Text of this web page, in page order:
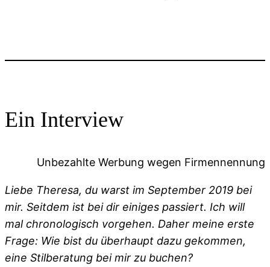
Ein Interview
Unbezahlte Werbung wegen Firmennennung
Liebe Theresa, du warst im September 2019 bei
mir. Seitdem ist bei dir einiges passiert. Ich will
mal chronologisch vorgehen. Daher meine erste
Frage: Wie bist du überhaupt dazu gekommen,
eine Stilberatung bei mir zu buchen?